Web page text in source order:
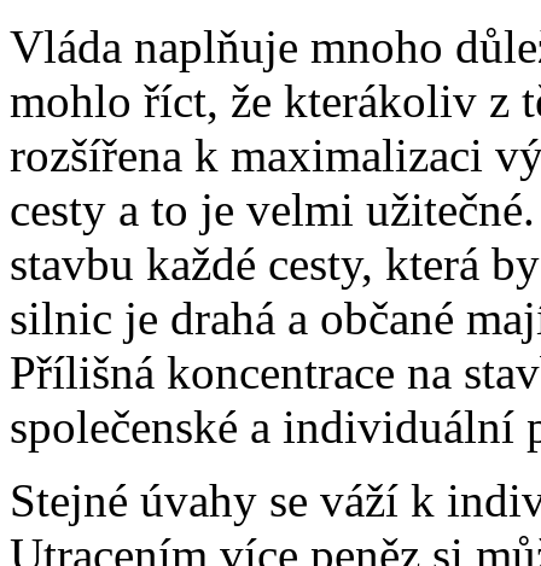
Vláda naplňuje mnoho
mohlo říct, že kterákoliv z
rozšířena k maximalizaci
cesty a to je velmi
stavbu každé cesty, která
silnic je drahá a občané
Přílišná koncentrace na
společenské a individuální
Stejné úvahy se váží k
Utracením více peněz si